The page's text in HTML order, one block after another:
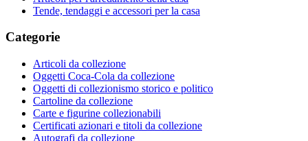
Tende, tendaggi e accessori per la casa
Categorie
Articoli da collezione
Oggetti Coca-Cola da collezione
Oggetti di collezionismo storico e politico
Cartoline da collezione
Carte e figurine collezionabili
Certificati azionari e titoli da collezione
Autografi da collezione